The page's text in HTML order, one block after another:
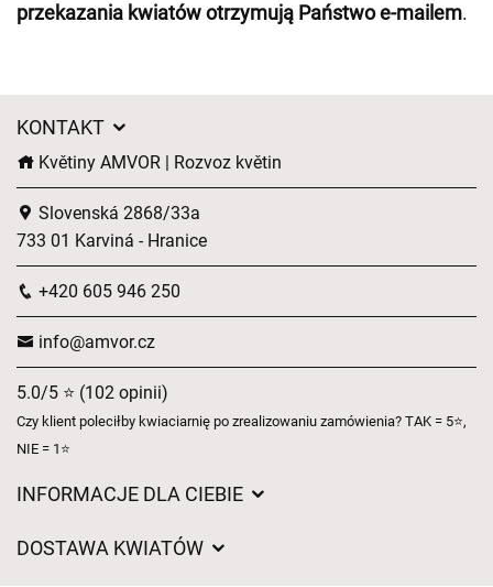
przekazania kwiatów otrzymują Państwo e-mailem.
KONTAKT
Květiny AMVOR | Rozvoz květin
Slovenská 2868/33a
733 01 Karviná - Hranice
+420 605 946 250
info@amvor.cz
5.0/5 ⭐ (102 opinii)
Czy klient poleciłby kwiaciarnię po zrealizowaniu zamówienia? TAK = 5⭐,
NIE = 1⭐
INFORMACJE DLA CIEBIE
DOSTAWA KWIATÓW